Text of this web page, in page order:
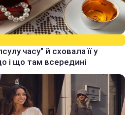
часу" й сховала її у
і що там всередині